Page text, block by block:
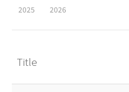
2025 2026
Title